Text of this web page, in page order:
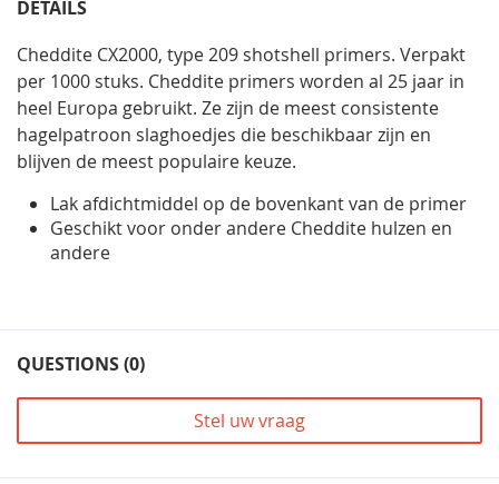
DETAILS
Cheddite CX2000, type 209 shotshell primers. Verpakt
per 1000 stuks. Cheddite primers worden al 25 jaar in
heel Europa gebruikt. Ze zijn de meest consistente
hagelpatroon slaghoedjes die beschikbaar zijn en
blijven de meest populaire keuze.
Lak afdichtmiddel op de bovenkant van de primer
Geschikt voor onder andere Cheddite hulzen en
andere
QUESTIONS (0)
Stel uw vraag